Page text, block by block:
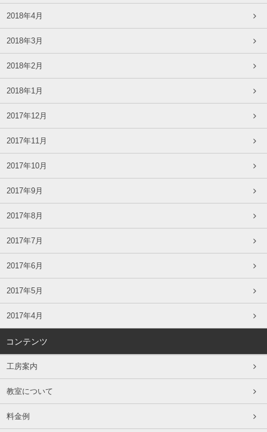
2018年4月
2018年3月
2018年2月
2018年1月
2017年12月
2017年11月
2017年10月
2017年9月
2017年8月
2017年7月
2017年6月
2017年5月
2017年4月
コンテンツ
工房案内
教室について
料金例